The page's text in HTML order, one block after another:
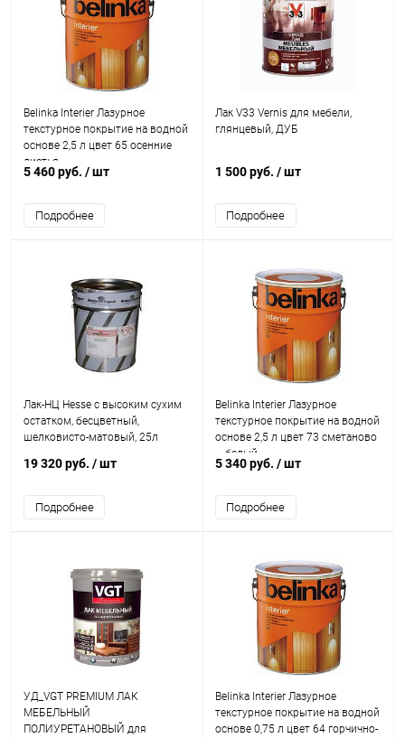
Belinka Interier Лазурное
текстурное покрытие на водной
основе 2,5 л цвет 65 осенние
листья
5 460 руб. / шт
Подробнее
Лак V33 Vernis для мебели,
глянцевый, ДУБ
1 500 руб. / шт
Подробнее
Лак-НЦ Hesse с высоким сухим
остатком, бесцветный,
шелковисто-матовый, 25л
19 320 руб. / шт
Подробнее
Belinka Interier Лазурное
текстурное покрытие на водной
основе 2,5 л цвет 73 сметаново
– белый
5 340 руб. / шт
Подробнее
УД_VGT PREMIUM ЛАК
МЕБЕЛЬНЫЙ
ПОЛИУРЕТАНОВЫЙ для
Belinka Interier Лазурное
текстурное покрытие на водной
основе 0,75 л цвет 64 горчично-